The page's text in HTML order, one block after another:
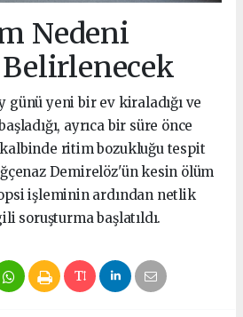
Nedeni
günü yeni bir ev kiraladığı ve
ayrıca bir süre önce
ritim bozukluğu tespit
Demirelöz'ün kesin ölüm
işleminin ardından netlik
soruşturma başlatıldı.